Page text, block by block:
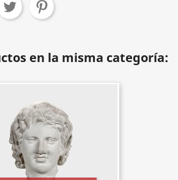
en la misma categoría: